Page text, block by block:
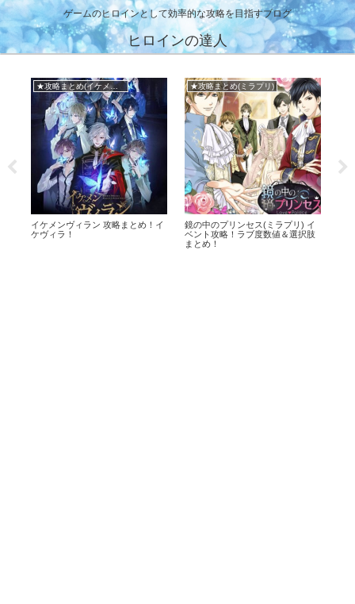
ゲームのヒロインとして効率的な攻略を目指すブログ
ヒロインの達人
★攻略まとめ(イケメンヴィラン)
イケメンヴィラン 攻略まとめ！イ
ケヴィラ！
★攻略まとめ(ミラプリ)
鏡の中のプリンセス(ミラプリ) イ
ベント攻略！ラブ度数値＆選択肢
まとめ！